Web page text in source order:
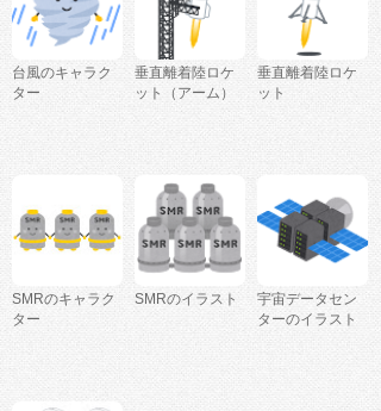
台風のキャラク
ター
垂直離着陸ロケ
ット（アーム）
垂直離着陸ロケ
ット
SMRのキャラク
ター
SMRのイラスト
宇宙データセン
ターのイラスト